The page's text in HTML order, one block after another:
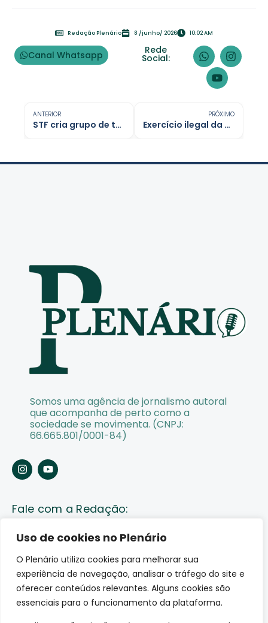
Uso de cookies no Plenário
O Plenário utiliza cookies para melhorar sua
experiência de navegação, analisar o tráfego do site e
oferecer conteúdos relevantes. Alguns cookies são
essenciais para o funcionamento da plataforma.
Redação Plenário 8 /junho/ 2026 10:02 AM
Canal Whatsapp Rede
Social:
ANTERIOR
STF cria grupo de trabalho para fiscalizar penduricalhos de juízes
PRÓXIMO
Exercício ilegal da medicina veterinária passa a ser crime no Brasil
Somos uma agência de jornalismo autoral
que acompanha de perto como a
sociedade se movimenta. (CNPJ:
66.665.801/0001-84)
Fale com a Redação:
Enviar pauta
Fale conosco
Av. Lauro Sodré, 1259. Olaria – Porto Velho (RO)
CEP: 76801-289